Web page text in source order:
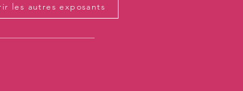
les autres exposants